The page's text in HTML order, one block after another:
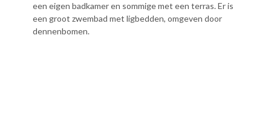
een eigen badkamer en sommige met een terras. Er is
een groot zwembad met ligbedden, omgeven door
dennenbomen.